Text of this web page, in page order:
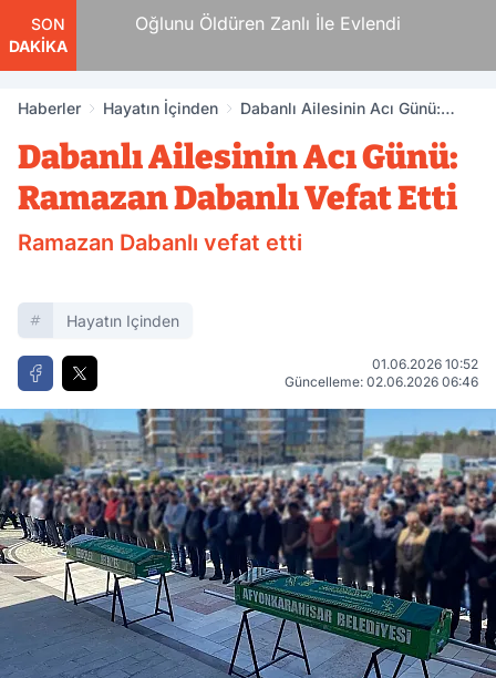
SON
DAKİKA
Oğlunu Öldüren Zanlı İle Evlendi
Haberler Hayatın İçinden
Dabanlı Ailesinin Acı Günü:
Dabanlı Ailesinin Acı Günü:
Ramazan Dabanlı Vefat Etti
Ramazan Dabanlı vefat etti
Hayatın Içinden
01.06.2026 10:52
Güncelleme: 02.06.2026 06:46